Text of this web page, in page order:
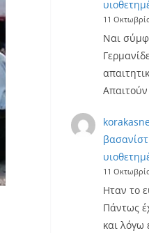
11
Ναι
11
Ηταν το
Πάντως
και λόγω